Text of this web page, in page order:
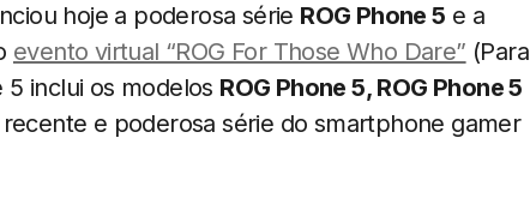
hoje a poderosa série ROG Phone 5 e a
evento virtual “ROG For Those Who Dare” (Para
5 inclui os modelos ROG Phone 5, ROG Phone 5
recente e poderosa série do smartphone gamer